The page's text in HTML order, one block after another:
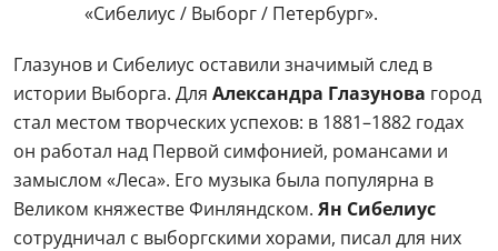
«Сибелиус / Выборг / Петербург».
Глазунов и Сибелиус оставили значимый след в
истории Выборга. Для Александра Глазунова город
стал местом творческих успехов: в 1881–1882 годах
он работал над Первой симфонией, романсами и
замыслом «Леса». Его музыка была популярна в
Великом княжестве Финляндском. Ян Сибелиус
сотрудничал с выборгскими хорами, писал для них